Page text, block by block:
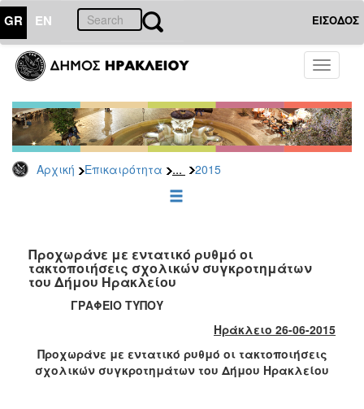
GR EN ΕΙΣΟΔΟΣ
Toggle
Αρχική Επικαιρότητα ... 2015
ΕΠΙΚΑΙΡΟΤΗΤΑ
Τύπου
Αρχείο
2026
2025
2022
2021
2020
2018
2017
Προχωράνε με εντατικό ρυθμό οι
τακτοποιήσεις σχολικών συγκροτημάτων
του Δήμου Ηρακλείου
ΓΡΑΦΕΙΟ ΤΥΠΟΥ
Ηράκλειο 26-06-2015
Προχωράνε με εντατικό ρυθμό οι τακτοποιήσεις
σχολικών συγκροτημάτων του Δήμου Ηρακλείου